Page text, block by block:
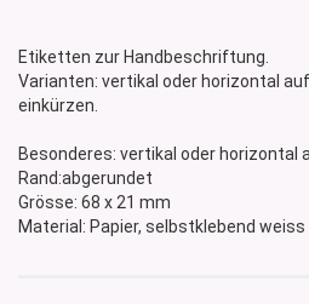
Etiketten zur Handbeschriftung.
Varianten: vertikal oder horizontal
einkürzen.
Besonderes: vertikal oder horizontal
Rand:abgerundet
Grösse: 68 x 21 mm
Material: Papier, selbstklebend weiss